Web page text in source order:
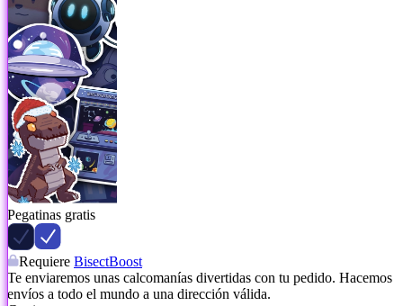
Pegatinas gratis
Requiere BisectBoost
Te enviaremos unas calcomanías divertidas con tu pedido. Hacemos
envíos a todo el mundo a una dirección válida.